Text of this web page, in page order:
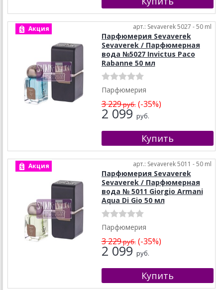
Акция арт.: Sevaverek 5027 - 50 ml
Парфюмерия Sevaverek
Sevaverek / Парфюмерная
вода №5027 Invictus Paco
Rabanne 50 мл
Парфюмерия
3 229руб.(-35%)
2 099 руб.
Акция арт.: Sevaverek 5011 - 50 ml
Парфюмерия Sevaverek
Sevaverek / Парфюмерная
вода № 5011 Giorgio Armani
Aqua Di Gio 50 мл
Парфюмерия
3 229руб.(-35%)
2 099 руб.